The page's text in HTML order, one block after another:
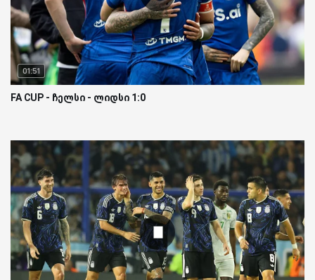
01:51
FA CUP - ჩელსი - ლიდსი 1:0